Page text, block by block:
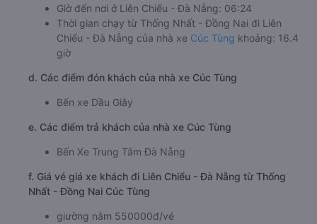
Giờ đến nơi ở Liên Chiểu - Đà Nẵng: 06:24
Thời gian chạy từ Thống Nhất - Đồng Nai đi Liên
Chiểu - Đà Nẵng của nhà xe Cúc Tùng khoảng: 16.4
giờ
d. Các điểm đón khách của nhà xe Cúc Tùng
Bến xe Dầu Giây
e. Các điểm trả khách của nhà xe Cúc Tùng
Bến Xe Trung Tâm Đà Nẵng
f. Giá vé giá xe khách đi Liên Chiểu - Đà Nẵng từ Thống
Nhất - Đồng Nai Cúc Tùng
giường nằm 550000đ/vé